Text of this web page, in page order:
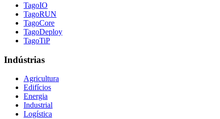
TagoIO
TagoRUN
TagoCore
TagoDeploy
TagoTiP
Indústrias
Agricultura
Edifícios
Energia
Industrial
Logística